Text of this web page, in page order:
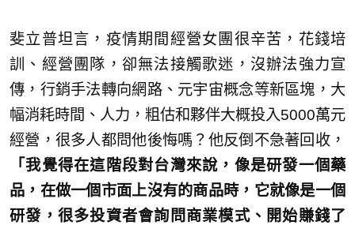
斐立普坦言，疫情期間經營女團很辛苦，花錢培
訓、經營團隊，卻無法接觸歌迷，沒辦法強力宣
傳，行銷手法轉向網路、元宇宙概念等新區塊，大
幅消耗時間、人力，粗估和夥伴大概投入5000萬元
經營，很多人都問他後悔嗎？他反倒不急著回收，
「我覺得在這階段對台灣來說，像是研發一個藥
品，在做一個市面上沒有的商品時，它就像是一個
研發，很多投資者會詢問商業模式、開始賺錢了